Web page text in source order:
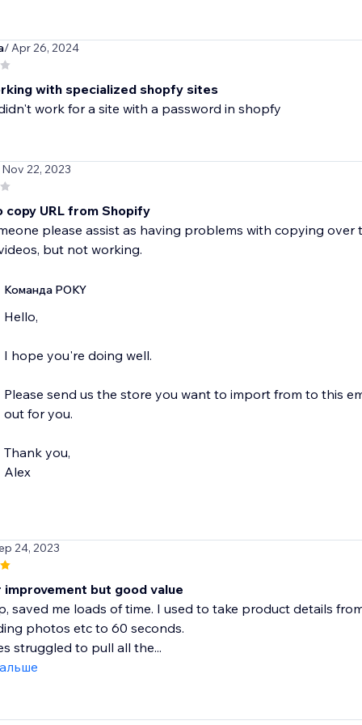
/ Apr 26, 2024
with specialized shopfy sites
work for a site with a password in shopfy
22, 2023
copy URL from Shopify
please assist as having problems with copying over
but not working.
Команда POKY
Hello,
I hope you're doing well.
Please send us the store you want to import from to this
out for you.
Thank you,
Alex
24, 2023
improvement but good value
saved me loads of time. I used to take product details
photos etc to 60 seconds.
struggled to pull all the...